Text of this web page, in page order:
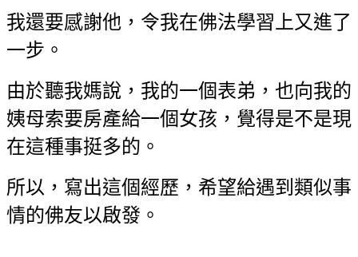
我還要感謝他，令我在佛法學習上又進了
一步。
由於聽我媽說，我的一個表弟，也向我的
姨母索要房產給一個女孩，覺得是不是現
在這種事挺多的。
所以，寫出這個經歷，希望給遇到類似事
情的佛友以啟發。